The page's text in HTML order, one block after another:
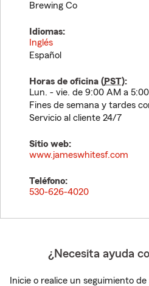
Brewing Co
Idiomas:
Inglés
Español
Horas de oficina (PST):
Lun. - vie. de 9:00 AM a
Fines de semana y tardes
Servicio al cliente 24/7
Sitio web:
www.jameswhitesf.com
Teléfono:
530-626-4020
¿Necesita ayuda
Inicie o realice un seguimiento